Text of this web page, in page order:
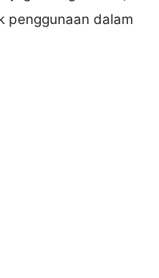
penggunaan dalam